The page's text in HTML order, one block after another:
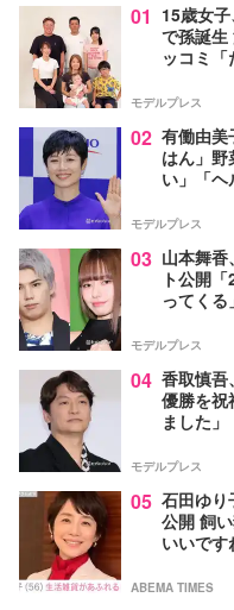
01 15歳女
で孫誕生
ッコミ「
モデルプレス
02 有働由美
はん」野
い」「
モデルプレス
03 山本舞
ト公開
ってく
モデルプレス
04 香取慎吾
優勝を祝
ました」
モデルプレス
05 石田ゆり
公開 飼
いいです
ABEMA TIMES